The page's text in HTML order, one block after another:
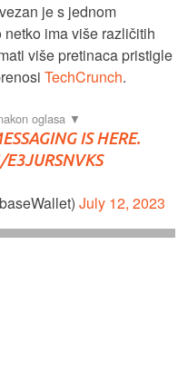
je s jednom
ima više različitih
više pretinaca pristigle
TechCrunch.
IS HERE.
E3JURSNVKS
July 12, 2023